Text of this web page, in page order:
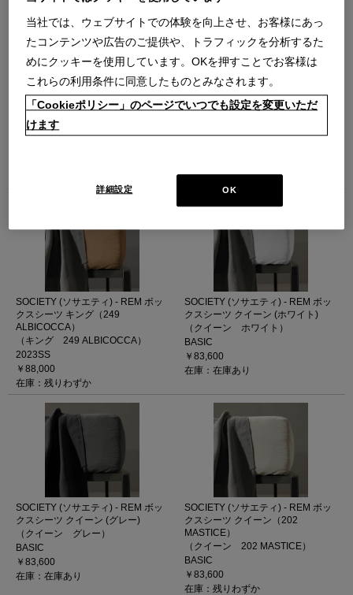
SOCIETY (ソサエティ) - REM ボッ
クスシーツ キング（202
MASTICE）
（キング 202 MASTICE）
SOCIETY (ソサエティ) - REM ボッ
クスシーツ キング (225 CRAB)
BASIC
SOCIETY (ソサエティ) - REM ボッ
クスシーツ キング（249
ALBICOCCA）
（キング 249 ALBICOCCA）
2023SS
￥88,000
在庫：残りわずか
SOCIETY (ソサエティ) - REM ボッ
クスシーツ クイーン (ホワイト)
（クイーン ホワイト）
BASIC
￥83,600
在庫：在庫あり
SOCIETY (ソサエティ) - REM ボッ
クスシーツ クイーン (グレー)
（クイーン グレー）
BASIC
￥83,600
在庫：在庫あり
SOCIETY (ソサエティ) - REM ボッ
クスシーツ クイーン（202
MASTICE）
（クイーン 202 MASTICE）
BASIC
￥83,600
在庫：残りわずか
当社では、ウェブサイトでの体験を向上させ、お客様にあっ
たコンテンツや広告のご提供や、トラフィックを分析するた
めにクッキーを使用しています。OKを押すことでお客様は
これらの利用条件に同意したものとみなされます。
「Cookieポリシー」のページでいつでも設定を変更いただ
けます
OK
詳細設定